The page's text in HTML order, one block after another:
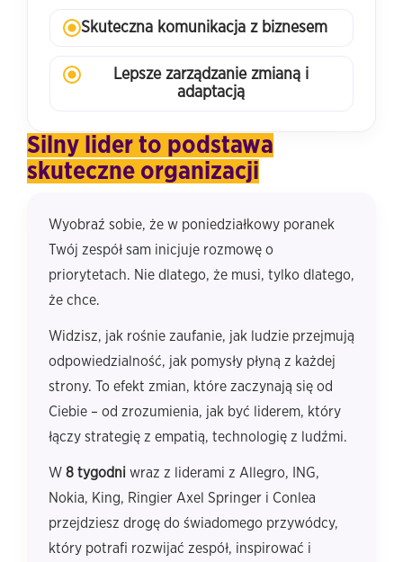
Skuteczna komunikacja z biznesem
Lepsze zarządzanie zmianą i
adaptacją
Silny lider to podstawa
skuteczne organizacji
Wyobraź sobie, że w poniedziałkowy poranek
Twój zespół sam inicjuje rozmowę o
priorytetach. Nie dlatego, że musi, tylko dlatego,
że chce.
Widzisz, jak rośnie zaufanie, jak ludzie przejmują
odpowiedzialność, jak pomysły płyną z każdej
strony. To efekt zmian, które zaczynają się od
Ciebie – od zrozumienia, jak być liderem, który
łączy strategię z empatią, technologię z ludźmi.
W 8 tygodni wraz z liderami z Allegro, ING,
Nokia, King, Ringier Axel Springer i Conlea
przejdziesz drogę do świadomego przywódcy,
który potrafi rozwijać zespół, inspirować i